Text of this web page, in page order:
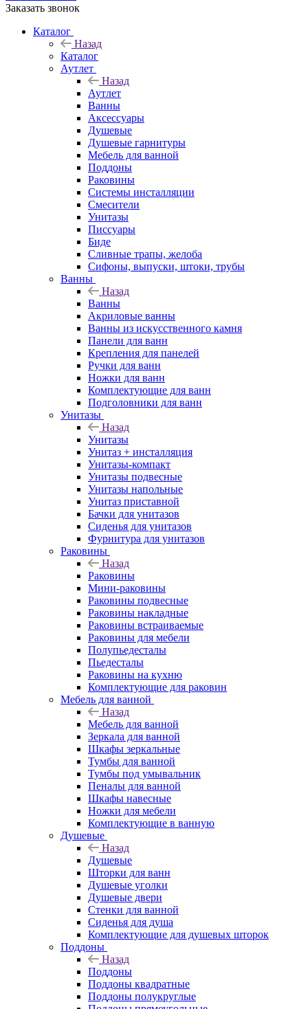
Заказать звонок
Каталог
Назад
Каталог
Аутлет
Назад
Аутлет
Ванны
Аксессуары
Душевые
Душевые гарнитуры
Мебель для ванной
Поддоны
Раковины
Системы инсталляции
Смесители
Унитазы
Писсуары
Биде
Сливные трапы, желоба
Сифоны, выпуски, штоки, трубы
Ванны
Назад
Ванны
Акриловые ванны
Ванны из искусственного камня
Панели для ванн
Крепления для панелей
Ручки для ванн
Ножки для ванн
Комплектующие для ванн
Подголовники для ванн
Унитазы
Назад
Унитазы
Унитаз + инсталляция
Унитазы-компакт
Унитазы подвесные
Унитазы напольные
Унитаз приставной
Бачки для унитазов
Сиденья для унитазов
Фурнитура для унитазов
Раковины
Назад
Раковины
Мини-раковины
Раковины подвесные
Раковины накладные
Раковины встраиваемые
Раковины для мебели
Полупьедесталы
Пьедесталы
Раковины на кухню
Комплектующие для раковин
Мебель для ванной
Назад
Мебель для ванной
Зеркала для ванной
Шкафы зеркальные
Тумбы для ванной
Тумбы под умывальник
Пеналы для ванной
Шкафы навесные
Ножки для мебели
Комплектующие в ванную
Душевые
Назад
Душевые
Шторки для ванн
Душевые уголки
Душевые двери
Стенки для ванной
Сиденья для душа
Комплектующие для душевых шторок
Поддоны
Назад
Поддоны
Поддоны квадратные
Поддоны полукруглые